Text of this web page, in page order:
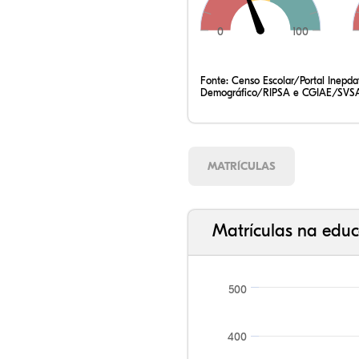
0 100
Fonte: Censo Escolar/Portal
Demográfico/RIPSA e CGIAE/
MATRÍCULAS
Matrículas na
400
500